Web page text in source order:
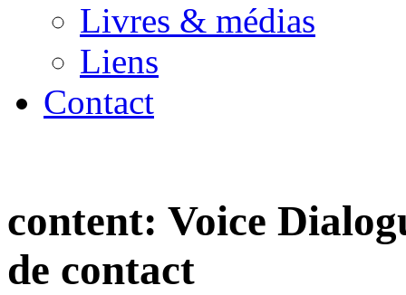
Livres & médias
Liens
Contact
content: Voice
de contact